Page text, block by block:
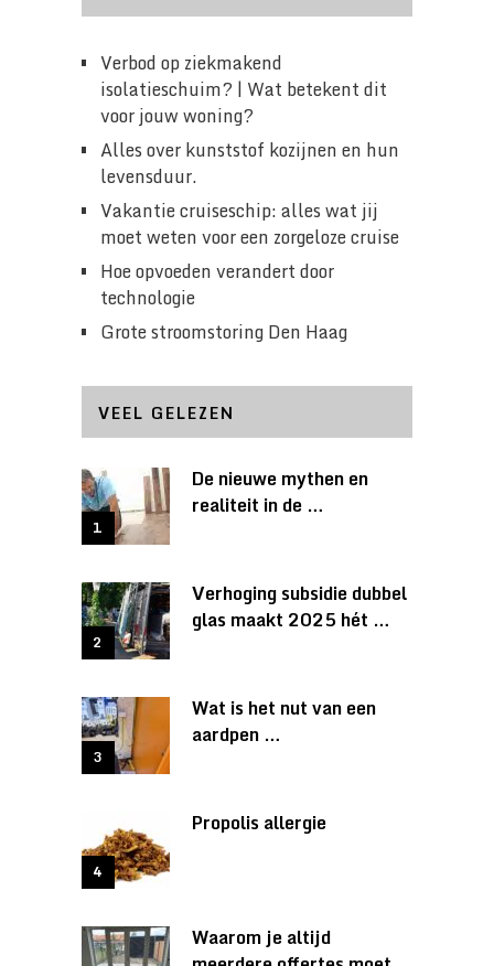
Verbod op ziekmakend
isolatieschuim? | Wat betekent dit
voor jouw woning?
Alles over kunststof kozijnen en hun
levensduur.
Vakantie cruiseschip: alles wat jij
moet weten voor een zorgeloze cruise
Hoe opvoeden verandert door
technologie
Grote stroomstoring Den Haag
VEEL GELEZEN
De nieuwe mythen en
realiteit in de …
Verhoging subsidie dubbel
glas maakt 2025 hét …
Wat is het nut van een
aardpen …
Propolis allergie
Waarom je altijd